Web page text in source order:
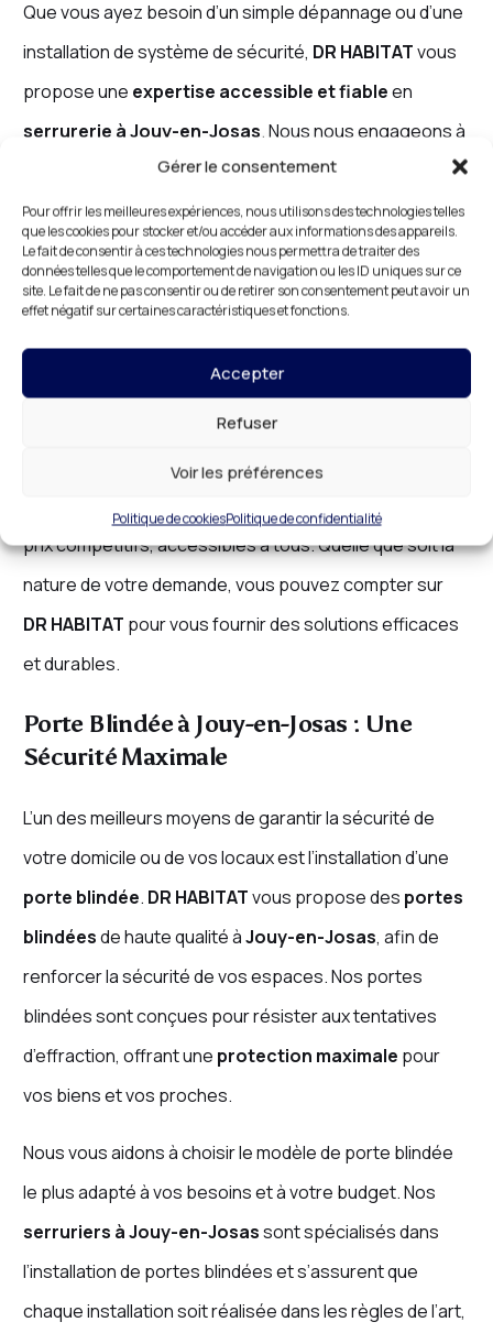
Gérer le consentement
Pour offrir les meilleures expériences, nous utilisons des technologies telles
que les cookies pour stocker et/ou accéder aux informations des appareils.
Le fait de consentir à ces technologies nous permettra de traiter des
données telles que le comportement de navigation ou les ID uniques sur ce
site. Le fait de ne pas consentir ou de retirer son consentement peut avoir un
effet négatif sur certaines caractéristiques et fonctions.
Accepter
Refuser
Voir les préférences
Politique de cookiesPolitique de confidentialité
Que vous ayez besoin d’un simple dépannage ou d’une
installation de système de sécurité, DR HABITATvous
propose une expertise accessible et fiableen
serrurerie à Jouy-en-Josas. Nous nous engageons à
offrir des services de qualité pour tous vos projets de
serrurerie, en utilisant des matériaux de haute qualité
et des équipements modernes. Nosartisans
serrurierssont des experts dans leur domaine et
problèmes de serrurerie.
Nous croyons que l’accès à un service de qualité ne doit
pas être réservé à quelques privilégiés. C’est pourquoi
prix compétitifs, accessibles à tous. Quelle que soit la
nature de votre demande, vous pouvez compter sur
DR HABITAT pour vous fournir des solutions efficaces
et durables.
Porte Blindée à Jouy-en-Josas : Une
Sécurité Maximale
L’un des meilleurs moyens de garantir la sécurité de
votre domicile ou de vos locaux est l’installation d’une
porte blindée. DR HABITATvous propose des portes
blindéesde haute qualité àJouy-en-Josas, afin de
renforcer la sécurité de vos espaces. Nos portes
blindées sont conçues pour résister aux tentatives
d’effraction, offrant une protection maximale pour
vos biens et vos proches.
Nous vous aidons à choisir le modèle de porte blindée
le plus adapté à vos besoins et à votre budget. Nos
serruriers à Jouy-en-Josassont spécialisés dans
l’installation de portes blindées et s’assurent que
chaque installation soit réalisée dans les règles de l’art,